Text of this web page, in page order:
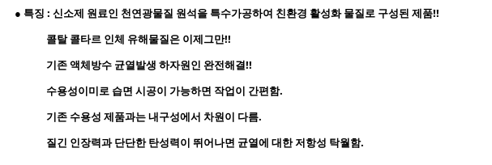
​● 특징 : 신소제 원료인 천연광물질 원석을 특수가공하여 친환경 활성화 물질로 구성된 제품!!
콜탈 콜타르 인체 유해물질은 이제그만!!
기존 액체방수 균열발생 하자원인 완전해결!!
수용성이미로 습면 시공이 가능하면 작업이 간편함.
기존 수용성 제품과는 내구성에서 차원이 다름.
질긴 인장력과 단단한 탄성력이 뛰어나면 균열에 대한 저항성 탁월함.